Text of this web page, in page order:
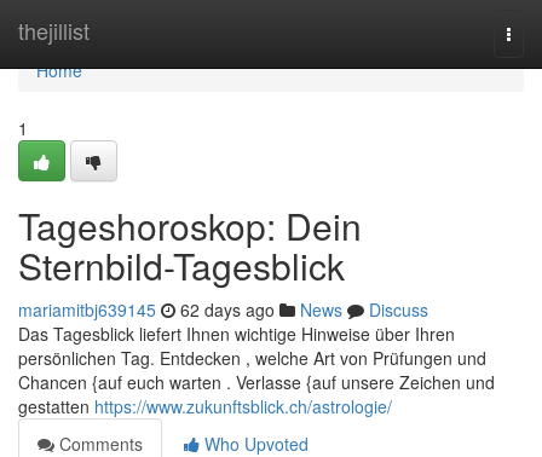
thejillist
Home
Home
1
Tageshoroskop: Dein
Sternbild-Tagesblick
mariamitbj639145 62 days ago News
Discuss
Das Tagesblick liefert Ihnen wichtige Hinweise über Ihren
persönlichen Tag. Entdecken , welche Art von Prüfungen und
Chancen {auf euch warten . Verlasse {auf unsere Zeichen und
gestatten https://www.zukunftsblick.ch/astrologie/
Comments
Who Upvoted